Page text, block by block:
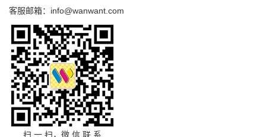
客服邮箱：info@wanwant.com
扫 一 扫，微 信 联 系